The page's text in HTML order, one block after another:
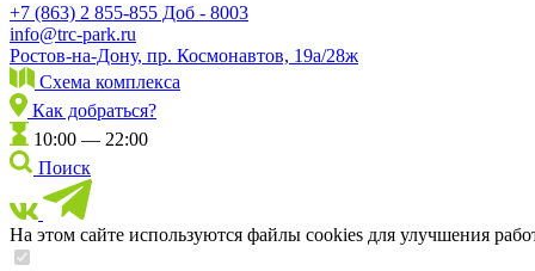
+7 (863) 2 855-855 Доб - 8003
info@trc-park.ru
Ростов-на-Дону, пр. Космонавтов, 19а/28ж
Схема комплекса
Как добраться?
10:00 — 22:00
Поиск
На этом сайте используются файлы cookies для улучшения